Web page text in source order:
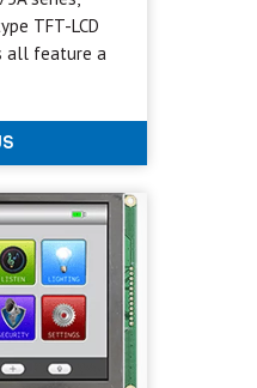
TFT-LCD
all feature a